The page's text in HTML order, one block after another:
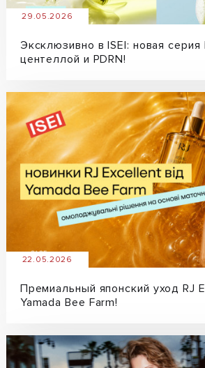
29.05.2026
Эксклюзивно в ISEI: новая серия
центеллой и PDRN!
22.05.2026
Премиальный японский уход RJ
Yamada Bee Farm!